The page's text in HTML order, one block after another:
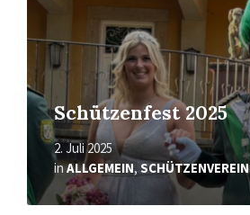
Schützenfest 2025
2. Juli 2025
inALLGEMEIN, SCHÜTZENVEREIN